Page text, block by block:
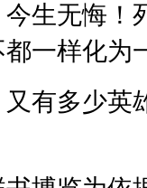
生无悔！
一样化为
有多少英